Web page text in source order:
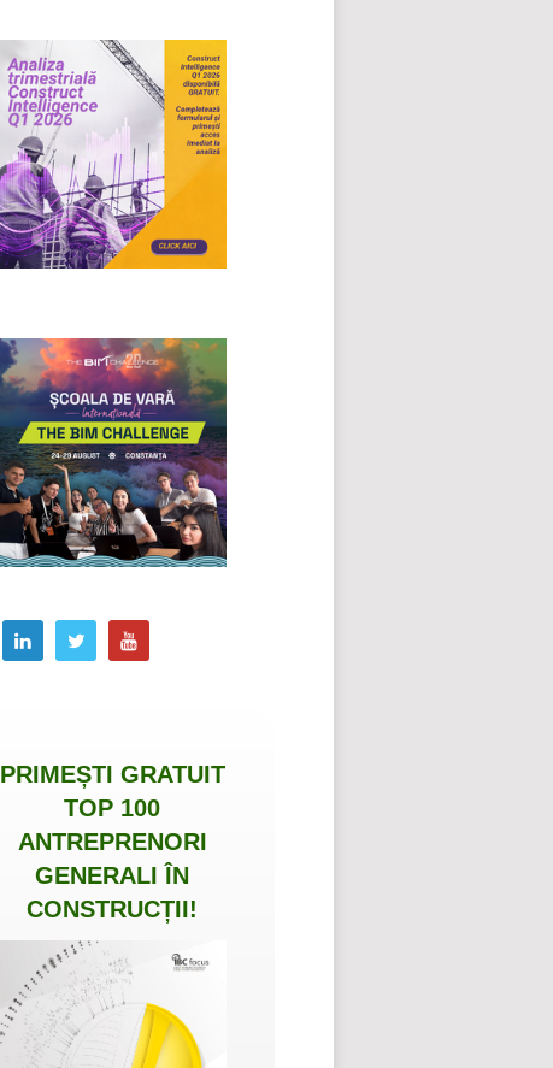
PRIMEȘTI GRATUIT
TOP 100
ANTREPRENORI
GENERALI ÎN
CONSTRUCȚII!